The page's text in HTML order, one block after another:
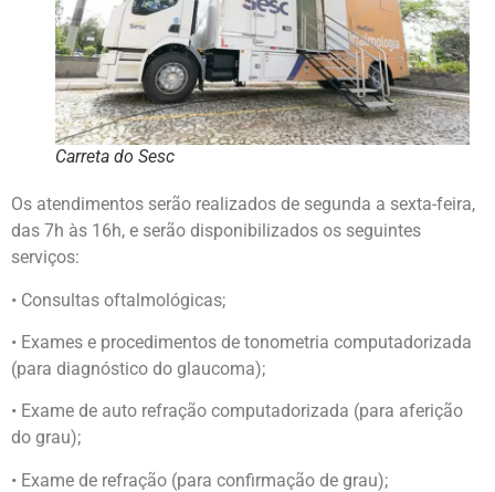
Carreta do Sesc
Os atendimentos serão realizados de segunda a sexta-feira,
das 7h às 16h, e serão disponibilizados os seguintes
serviços:
• Consultas oftalmológicas;
• Exames e procedimentos de tonometria computadorizada
(para diagnóstico do glaucoma);
• Exame de auto refração computadorizada (para aferição
do grau);
• Exame de refração (para confirmação de grau);